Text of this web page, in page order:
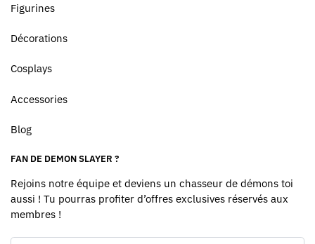
Figurines
Décorations
Cosplays
Accessories
Blog
FAN DE DEMON SLAYER ?
Rejoins notre équipe et deviens un chasseur de démons toi
aussi ! Tu pourras profiter d’offres exclusives réservés aux
membres !